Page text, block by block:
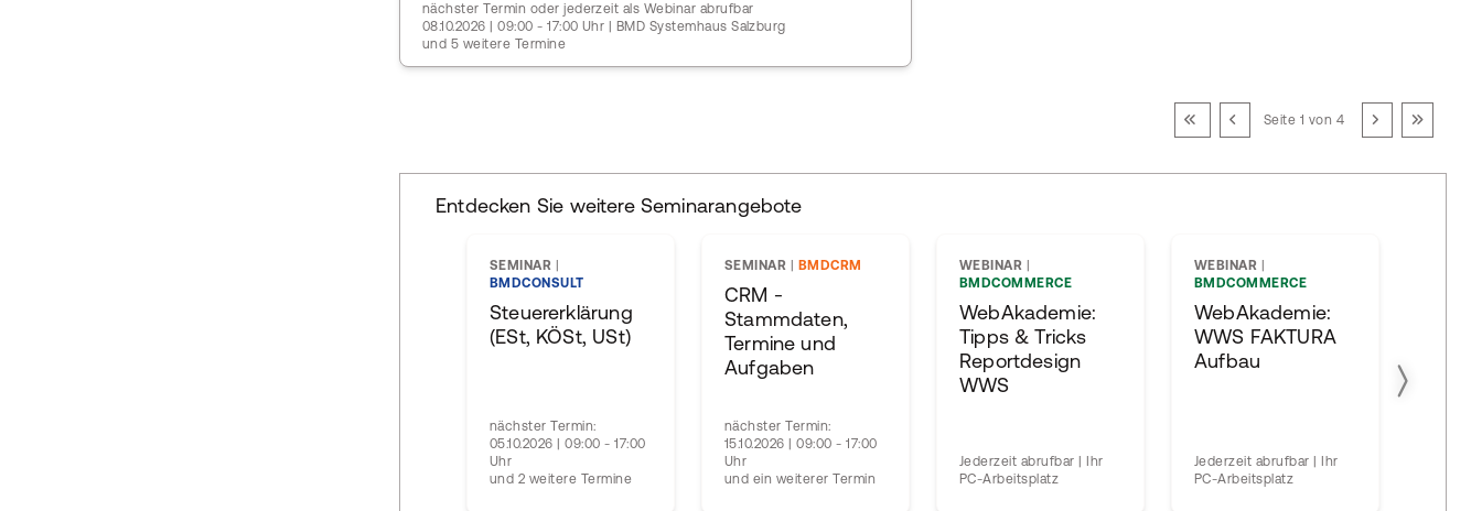
nächster Termin oder jederzeit als Webinar abrufbar
08.10.2026 | 09:00 - 17:00 Uhr | BMD Systemhaus Salzburg
und 5 weitere Termine
Seite 1 von 4
Entdecken Sie weitere Seminarangebote
SEMINAR
BMDCONSULT
Steuererklärung
(ESt, KÖSt, USt)
nächster Termin:
05.10.2026 | 09:00 - 17:00
Uhr
und 2 weitere Termine
SEMINAR BMDCRM
CRM -
Stammdaten,
Termine und
Aufgaben
nächster Termin:
15.10.2026 | 09:00 - 17:00
Uhr
und ein weiterer Termin
WEBINAR
BMDCOMMERCE
WebAkademie:
Tipps & Tricks
Reportdesign
WWS
Jederzeit abrufbar | Ihr
PC-Arbeitsplatz
WEBINAR
BMDCOMMERCE
WebAkademie:
WWS FAKTURA
Aufbau
Jederzeit abrufbar | Ihr
PC-Arbeitsplatz